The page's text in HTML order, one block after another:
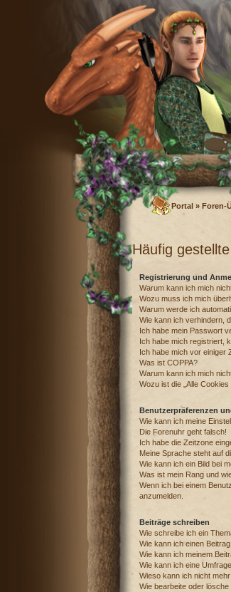
Portal » Foren-
Häufig
Registrierung und
Warum kann ich mich
Wozu muss ich mich
Warum werde ich
Wie kann ich verhindern,
Ich habe mein Passwort
Ich habe mich registriert,
Ich habe mich vor einiger
Was ist COPPA?
Warum kann ich mich
Wozu ist die „Alle
Benutzerpräferenzen
Wie kann ich meine
Die Forenuhr geht falsch!
Ich habe die Zeitzone
Meine Sprache steht auf
Wie kann ich ein Bild bei
Was ist mein Rang und
Wenn ich bei einem
anzumelden.
Beiträge schreiben
Wie schreibe ich ein
Wie kann ich einen
Wie kann ich meinem
Wie kann ich eine
Wieso kann ich nicht
Wie bearbeite oder